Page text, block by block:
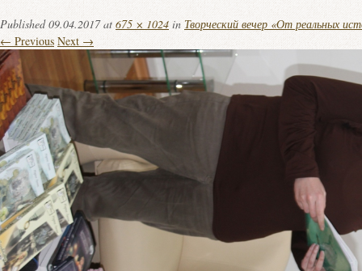
Published09.04.2017at 675 × 1024 in Творческий вечер «От реальных
← Previous Next →